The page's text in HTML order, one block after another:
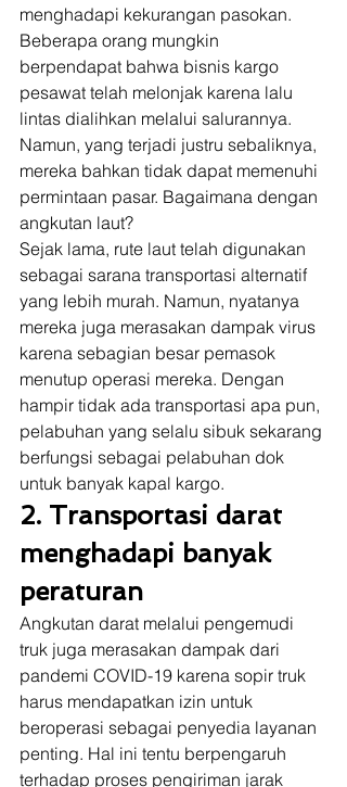
menghadapi kekurangan pasokan.
Beberapa orang mungkin
berpendapat bahwa bisnis kargo
pesawat telah melonjak karena lalu
lintas dialihkan melalui salurannya.
Namun, yang terjadi justru sebaliknya,
mereka bahkan tidak dapat memenuhi
permintaan pasar. Bagaimana dengan
angkutan laut?
Sejak lama, rute laut telah digunakan
sebagai sarana transportasi alternatif
yang lebih murah. Namun, nyatanya
mereka juga merasakan dampak virus
karena sebagian besar pemasok
menutup operasi mereka. Dengan
hampir tidak ada transportasi apa pun,
pelabuhan yang selalu sibuk sekarang
berfungsi sebagai pelabuhan dok
untuk banyak kapal kargo.
2. Transportasi darat
menghadapi banyak
peraturan
Angkutan darat melalui pengemudi
truk juga merasakan dampak dari
pandemi COVID-19 karena sopir truk
harus mendapatkan izin untuk
beroperasi sebagai penyedia layanan
penting. Hal ini tentu berpengaruh
terhadap proses pengiriman jarak